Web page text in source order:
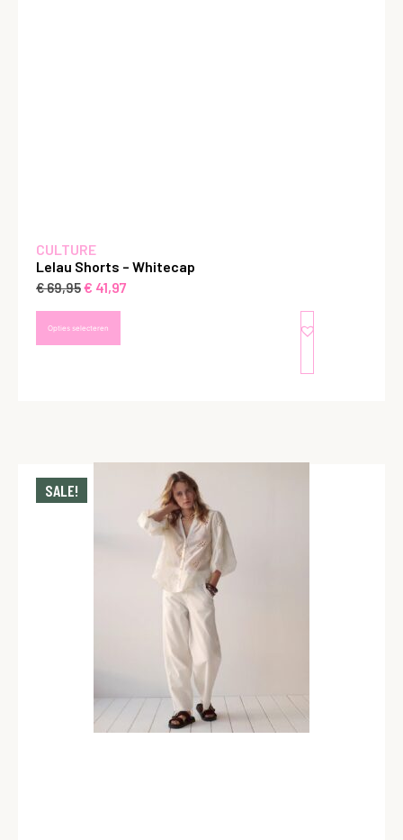
CULTURE
Lelau Shorts – Whitecap
€69,95€ 41,97
Opties selecteren
SALE!